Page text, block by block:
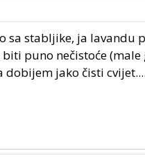
sa stabljike, ja lavandu
puno nečistoće
dobijem jako čisti cvijet....